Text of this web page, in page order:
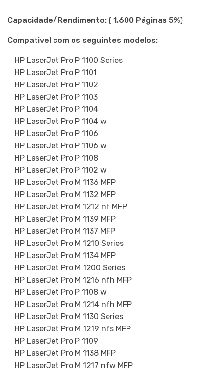
Capacidade/Rendimento: ( 1.600 Páginas 5%)
Compativel com os seguintes modelos:
HP LaserJet Pro P 1100 Series
HP LaserJet Pro P 1101
HP LaserJet Pro P 1102
HP LaserJet Pro P 1103
HP LaserJet Pro P 1104
HP LaserJet Pro P 1104 w
HP LaserJet Pro P 1106
HP LaserJet Pro P 1106 w
HP LaserJet Pro P 1108
HP LaserJet Pro P 1102 w
HP LaserJet Pro M 1136 MFP
HP LaserJet Pro M 1132 MFP
HP LaserJet Pro M 1212 nf MFP
HP LaserJet Pro M 1139 MFP
HP LaserJet Pro M 1137 MFP
HP LaserJet Pro M 1210 Series
HP LaserJet Pro M 1134 MFP
HP LaserJet Pro M 1200 Series
HP LaserJet Pro M 1216 nfh MFP
HP LaserJet Pro P 1108 w
HP LaserJet Pro M 1214 nfh MFP
HP LaserJet Pro M 1130 Series
HP LaserJet Pro M 1219 nfs MFP
HP LaserJet Pro P 1109
HP LaserJet Pro M 1138 MFP
HP LaserJet Pro M 1217 nfw MFP